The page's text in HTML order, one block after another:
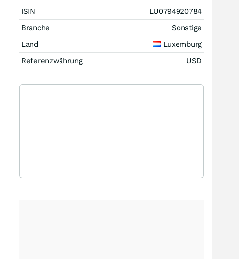
ISIN
LU0794920784
Branche
Sonstige
Land
Luxemburg
Referenzwährung
USD